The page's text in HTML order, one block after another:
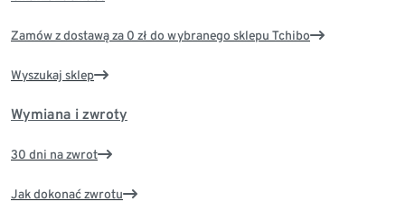
Zamów z dostawą za 0 zł do wybranego sklepu Tchibo
Wyszukaj sklep
Wymiana i zwroty
30 dni na zwrot
Jak dokonać zwrotu